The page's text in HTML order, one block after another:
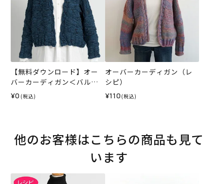
【無料ダウンロード】オー
バーカーディガン＜バルキ
ースラブ＞（レシピ）
¥0 (税込)
オーバーカーディガン（レ
シピ）
¥110 (税込)
他のお客様はこちらの商品も見て
います